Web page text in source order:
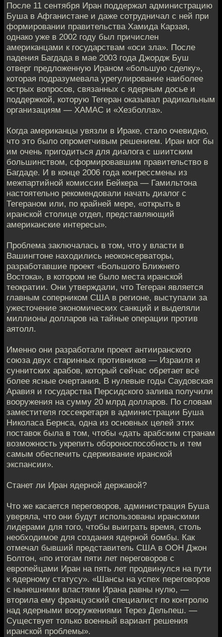
После 11 сентября Иран поддержал администрацию
Буша в Афганистане и даже сотрудничал с ней при
формировании правительства Хамида Карзая,
однако уже в 2002 году был причислен
американцами к государствам «оси зла». После
падения Багдада в мае 2003 года Джордж Буш
отверг предложенную Ираном «большую сделку»,
которая подразумевала урегулирование наиболее
острых вопросов, связанных с ядерным досье и
поддержкой, которую Тегеран оказывал радикальным
организациям — ХАМАС и «Хезболла».
Когда американцы увязли в Ираке, стало очевидно,
что это было опрометчивым решением. Иран мог бы
им очень пригодиться для диалога с шиитским
большинством, сформировавшим правительство в
Багдаде. И в конце 2006 года конгрессмены из
межпартийной комиссии Бейкера — Гамильтона
настоятельно рекомендовали начать диалог с
Тегераном или, по крайней мере, «открыть в
иранской столице отдел, представляющий
американские интересы».
Проблема заключалась в том, что у власти в
Вашингтоне находились неоконсерваторы,
разработавшие проект «Большого Ближнего
Востока», в котором не было места иранской
теократии. Они утверждали, что Тегеран является
главным соперником США в регионе, выступали за
ужесточение экономических санкций и выделяли
миллионы долларов на тайные операции против
аятолл.
Именно они разработали проект антииранского
союза двух старинных противников — Израиля и
суннитских арабов, который сейчас обретает всё
более ясные очертания. В нулевые годы Саудовская
Аравия и государства Персидского залива получили
вооружения на сумму 20 млрд долларов. По словам
заместителя госсекретаря в администрации Буша
Николаса Бернса, одна из основных целей этих
поставок была в том, чтобы «дать арабским странам
возможность укрепить обороноспособность и тем
самым обеспечить сдерживание иранской
экспансии».
Станет ли Иран ядерной державой?
Что же касается переговоров, администрация Буша
уверяла, что они будут использованы иранскими
лидерами для того, чтобы выиграть время, столь
необходимое для создания ядерной бомбы. Как
отмечал бывший представитель США в ООН Джон
Болтон, «по итогам пяти лет переговоров с
европейцами Иран на пять лет продвинулся на пути
к ядерному статусу». «Шансы на успех переговоров
с нынешними властями Ирана равны нулю, —
вторила ему французский специалист по контролю
над ядерными вооружениями Терез Дельпеш. —
Существует только военный вариант решения
иранской проблемы».